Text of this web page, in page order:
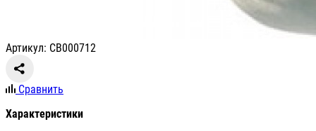
Артикул: СВ000712
Сравнить
Характеристики